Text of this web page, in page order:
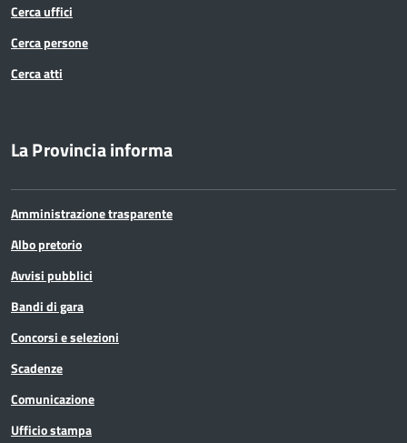
Cerca uffici
Cerca persone
Cerca atti
La Provincia informa
Amministrazione trasparente
Albo pretorio
Avvisi pubblici
Bandi di gara
Concorsi e selezioni
Scadenze
Comunicazione
Ufficio stampa